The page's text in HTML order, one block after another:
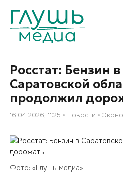
Росстат: Бензин в
Саратовской
продолжил
16.04.2026, 11:25 Новости
Фото: «Глушь медиа»